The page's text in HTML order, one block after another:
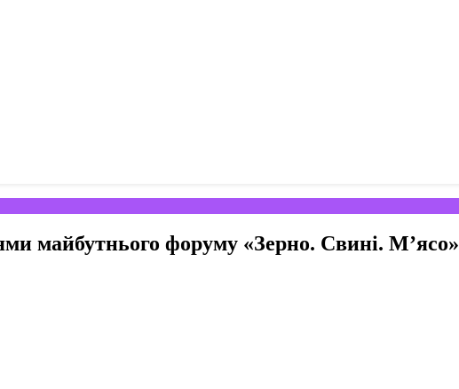
майбутнього форуму «Зерно. Свині. М’ясо»